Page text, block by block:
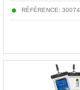
RÉFÉRENCE: